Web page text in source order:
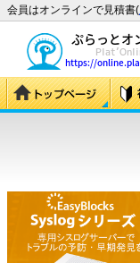
会員はオンラインで見積書(